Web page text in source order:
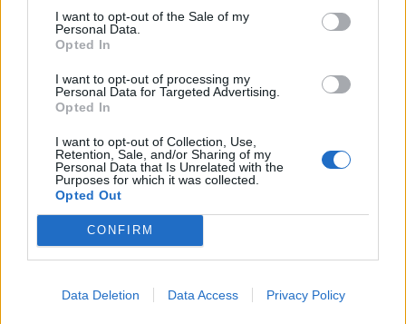
I want to opt-out of the Sale of my
Personal Data.
Opted In
I want to opt-out of processing my
Personal Data for Targeted Advertising.
Opted In
I want to opt-out of Collection, Use,
Retention, Sale, and/or Sharing of my
Personal Data that Is Unrelated with the
Purposes for which it was collected.
Opted Out
CONFIRM
Data Deletion Data Access Privacy Policy